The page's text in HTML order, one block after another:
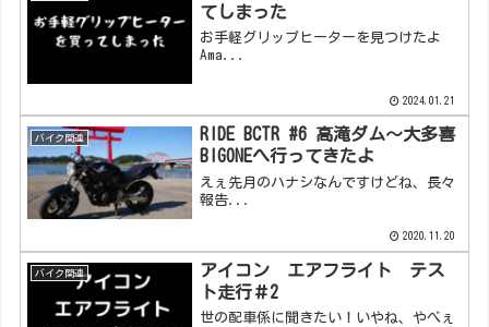
てしまった
お手軽グリップヒーターを見つけたよ
Ama...
2024.01.21
バイク関連
RIDE BCTR #6 高滝ダム～大多喜
BIGONEへ行ってきたよ
えぇ先月のハナシなんですけどね、長々
報告...
2020.11.20
バイク関連
アイコン エアフライト テス
ト走行＃2
世の配車係に聞きたい！いやね、やべぇ